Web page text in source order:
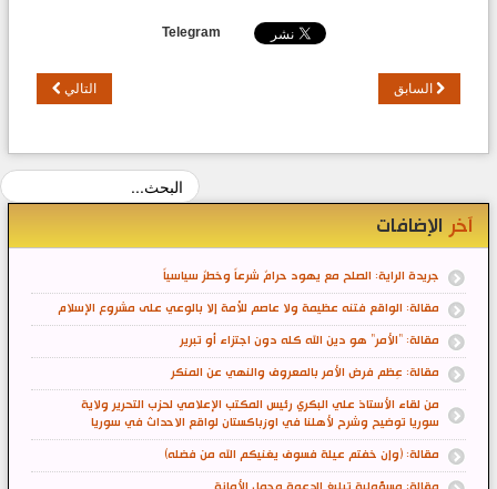
Telegram
السابق التالي
آخر الإضافات
جريدة الراية: الصلح مع يهود حرامٌ شرعاً وخطرٌ سياسياً
مقالة: الواقع فتنه عظيمة ولا عاصم للأمة إلا بالوعي على مشروع الإسلام
مقالة: "الأمر" هو دين الله كله دون اجتزاء أو تبرير
مقالة: عِظم فرض الأمر بالمعروف والنهي عن المنكر
من لقاء الأستاذ علي البكري رئيس المكتب الإعلامي لحزب التحرير ولاية
سوريا توضيح وشرح لأهلنا في اوزباكستان لواقع الاحداث في سوريا
مقالة: (وإن خفتم عيلة فسوف يغنيكم الله من فضله)